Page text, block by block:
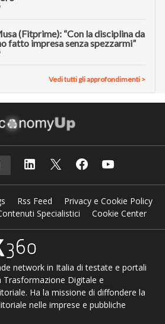
(Fitprime): “Con la disciplina da
fatto impresa senza spezzarmi”
Vedi tutti gli approfondimenti >
Rss Feed
Privacy e Cookie Policy
Specialistici
Cookie Center
network in Italia di testate e portali
Trasformazione Digitale e
Ha la missione di diffondere la
nelle imprese e pubbliche